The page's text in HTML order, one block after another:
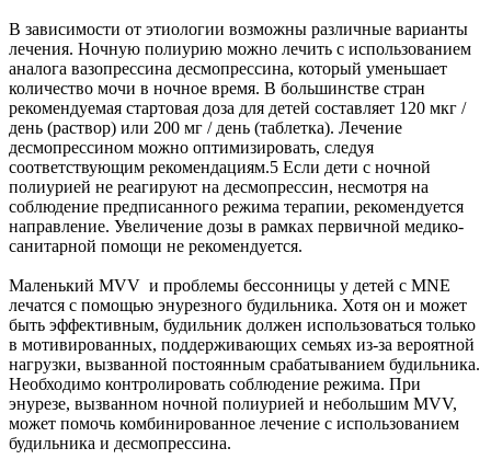
В зависимости от этиологии возможны различные варианты
лечения. Ночную полиурию можно лечить с использованием
аналога вазопрессина десмопрессина, который уменьшает
количество мочи в ночное время. В большинстве стран
рекомендуемая стартовая доза для детей составляет 120 мкг /
день (раствор) или 200 мг / день (таблетка). Лечение
десмопрессином можно оптимизировать, следуя
соответствующим рекомендациям.5 Если дети с ночной
полиурией не реагируют на десмопрессин, несмотря на
соблюдение предписанного режима терапии, рекомендуется
направление. Увеличение дозы в рамках первичной медико-
санитарной помощи не рекомендуется.
Маленький MVV и проблемы бессонницы у детей с MNE
лечатся с помощью энурезного будильника. Хотя он и может
быть эффективным, будильник должен использоваться только
в мотивированных, поддерживающих семьях из-за вероятной
нагрузки, вызванной постоянным срабатыванием будильника.
Необходимо контролировать соблюдение режима. При
энурезе, вызванном ночной полиурией и небольшим MVV,
может помочь комбинированное лечение с использованием
будильника и десмопрессина.